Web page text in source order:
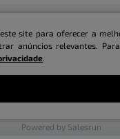
Inteligentes Ltda | CNPJ:
Powered by Salesrun
site para oferecer a
anúncios relevantes.
.